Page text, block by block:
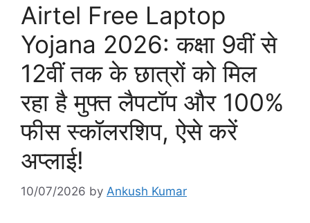
Airtel Free Laptop
Yojana 2026: कक्षा 9वीं से
12वीं तक के छात्रों को मिल
रहा है मुफ्त लैपटॉप और 100%
फीस स्कॉलरशिप, ऐसे करें
अप्लाई!
10/07/2026 by Ankush Kumar